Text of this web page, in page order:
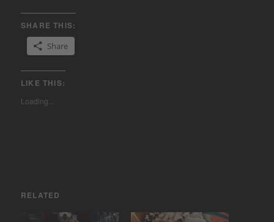
SHARE THIS:
Share
LIKE THIS:
Loading...
RELATED